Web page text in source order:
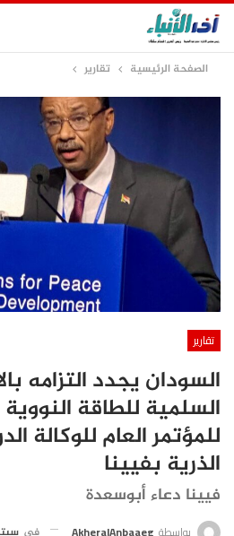
الصفحة الرئيسية تقارير
تقارير
السودان يجدد التزامه
للمؤتمر العام للوكالة
الذرية بفيينا
فيينا دعاء أبوسعدة
بواسطة AkheralAnbaaeg في سبتمبر